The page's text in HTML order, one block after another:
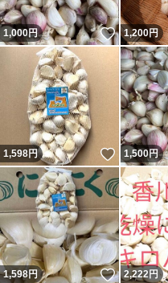
1,000円 いいね！
1,200円
1,598円 いいね！
1,500円
1,598円 いいね！
2,222円